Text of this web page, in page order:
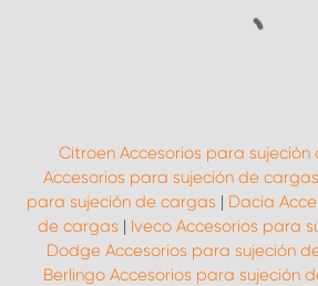
Citroen Accesorios para
Accesorios para sujeción de cargas
para sujeción de cargas | Dacia
de cargas | Iveco Accesorios para
Dodge Accesorios para sujeción
Berlingo Accesorios para sujeción